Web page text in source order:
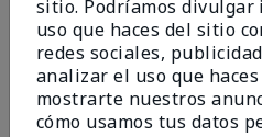
8 1
Marcar esta opinión
sitio. Podríamos
uso que haces del sitio
redes sociales,
analizar el uso que
mostrarte nuestros
cómo usamos tus datos